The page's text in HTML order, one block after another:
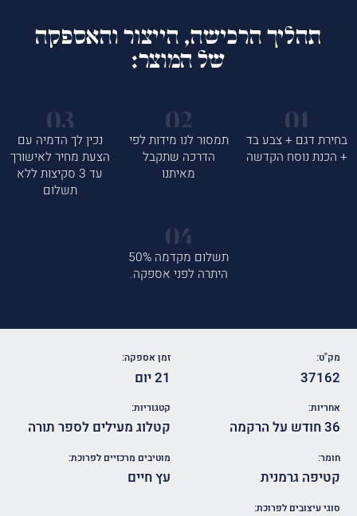
תהליך הרכישה, הייצור והאספקה
של המוצר:
בחירת דגם + צבע בד
+ הכנת נוסח הקדשה
תמסור לנו מידות לפי
הדרכה שתקבל
מאיתנו
נכין לך הדמיה עם
הצעת מחיר לאישורך
עד 3 סקיצות ללא
תשלום
תשלום מקדמה 50%
היתרה לפני אספקה.
מק"ט:
37162
זמן אספקה:
21 יום
אחריות:
36 חודש על הרקמה
קטגוריות:
קטלוג מעילים לספר תורה
חומר:
קטיפה גרמנית
מוטיבים מרכזיים לפרוכת:
עץ חיים
סוגי עיצובים לפרוכת: